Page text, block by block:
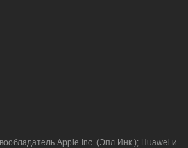
Apple Inc. (Эпл Инк.); Huawei и